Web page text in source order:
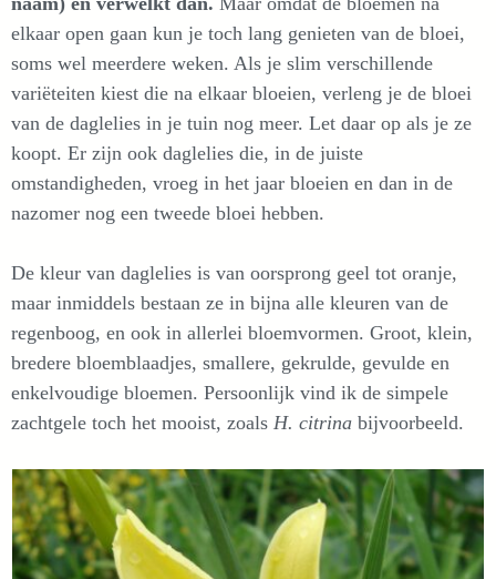
elkaar open gaan kun je toch lang genieten van de bloei,
soms wel meerdere weken. Als je slim verschillende
variëteiten kiest die na elkaar bloeien, verleng je de bloei
van de daglelies in je tuin nog meer. Let daar op als je ze
koopt. Er zijn ook daglelies die, in de juiste
omstandigheden, vroeg in het jaar bloeien en dan in de
nazomer nog een tweede bloei hebben.
De kleur van daglelies is van oorsprong geel tot oranje,
maar inmiddels bestaan ze in bijna alle kleuren van de
regenboog, en ook in allerlei bloemvormen. Groot, klein,
bredere bloemblaadjes, smallere, gekrulde, gevulde en
enkelvoudige bloemen. Persoonlijk vind ik de simpele
zachtgele toch het mooist, zoals H. citrina bijvoorbeeld.